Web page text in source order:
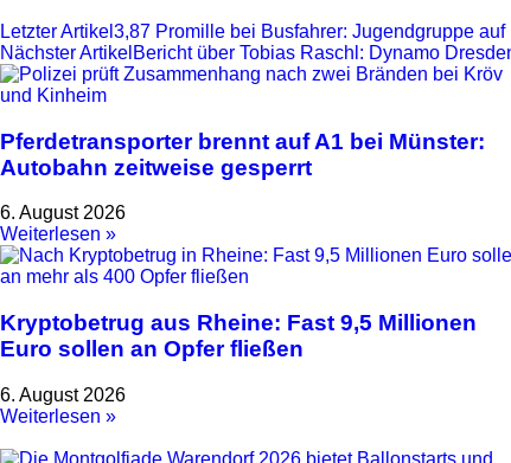
Letzter Artikel 3,87 Promille bei Busfahrer: Jugendgruppe
Nächster Artikel Bericht über Tobias Raschl: Dynamo
Pferdetransporter brennt auf A1 bei Münster:
Autobahn zeitweise gesperrt
6. August 2026
Weiterlesen »
Kryptobetrug aus Rheine: Fast 9,5 Millionen
Euro sollen an Opfer fließen
6. August 2026
Weiterlesen »